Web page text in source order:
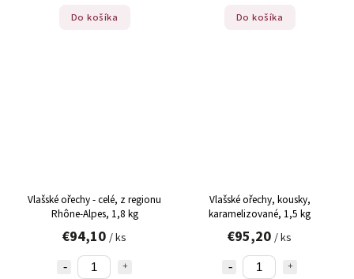
Do košíka Do košíka
Vlašské ořechy - celé, z regionu
Rhône-Alpes, 1,8 kg
€94,10 / ks
Vlašské ořechy, kousky,
karamelizované, 1,5 kg
€95,20 / ks